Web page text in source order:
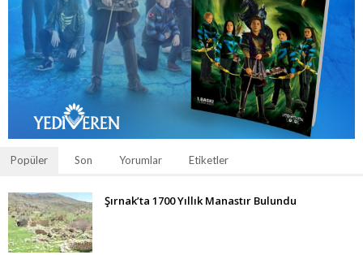
Popüler Son Yorumlar Etiketler
Şırnak’ta 1700 Yıllık Manastır Bulundu